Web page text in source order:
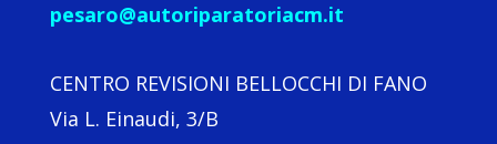
pesaro@autoriparatoriacm.it
CENTRO REVISIONI BELLOCCHI DI FANO
Via L. Einaudi, 3/B